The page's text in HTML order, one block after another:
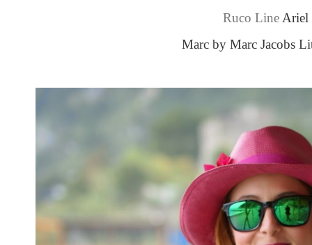
Ruco Line Ariel
Marc by Marc Jacobs